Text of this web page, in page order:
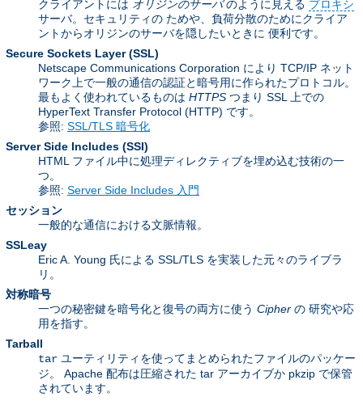
クライアントには オリジンのサーバのように見える プロキシ
サーバ。セキュリティの ためや、負荷分散のためにクライア
ントからオリジンのサーバを隠したいときに 便利です。
Secure Sockets Layer (SSL)
Netscape Communications Corporation により TCP/IP ネット
ワーク上で一般の通信の認証と暗号用に作られたプロトコル。
最もよく使われているものは HTTPS つまり SSL 上での
HyperText Transfer Protocol (HTTP) です。
参照: SSL/TLS 暗号化
Server Side Includes (SSI)
HTML ファイル中に処理ディレクティブを埋め込む技術の一
つ。
参照: Server Side Includes 入門
セッション
一般的な通信における文脈情報。
SSLeay
Eric A. Young 氏による SSL/TLS を実装した元々のライブラ
リ。
対称暗号
一つの秘密鍵を暗号化と復号の両方に使う Cipher の 研究や応
用を指す。
Tarball
tar ユーティリティを使ってまとめられたファイルのパッケー
ジ。 Apache 配布は圧縮された tar アーカイブか pkzip で保管
されています。